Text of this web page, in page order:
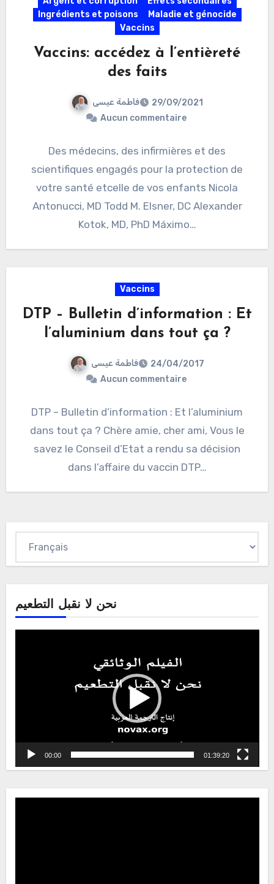
Ingrédients et poisons
Maladie et génocide
Vaccins
Vaccins: accédez à l’entièreté
des faits
فاطمة عيسى
29/09/2021
Aucun commentaire
Des médecins, des infirmières et des
scientifiques engagés pour la protection de
votre santé etcelle de vos enfants Nicola
Antonucci, MD Todd M. Elsner, DC Alexander
Kotok, MD, PhD Máximo…
Vaccins
DTP – Bulletin d’information : Et
l’aluminium dans tout ça ?
فاطمة عيسى
24/04/2017
Aucun commentaire
DTP – Bulletin d’information : Et l’aluminium
dans tout ça ? Chère amie, cher ami, Vous le
savez le Conseil d’Etat a rendu sa décision
dans l’affaire du vaccin DTP…
نحن لا نقبل التطعيم
00:00 01:39:20